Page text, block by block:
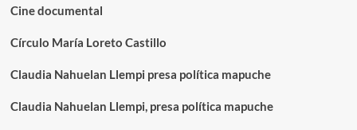
Cine documental
Círculo María Loreto Castillo
Claudia Nahuelan Llempi presa política mapuche
Claudia Nahuelan Llempi, presa política mapuche